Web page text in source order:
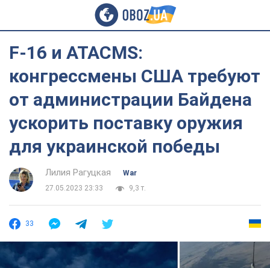
F-16 и ATACMS:
конгрессмены США требуют
от администрации Байдена
ускорить поставку оружия
для украинской победы
Лилия Рагуцкая
War
27.05.2023 23:33
9,3 т.
33